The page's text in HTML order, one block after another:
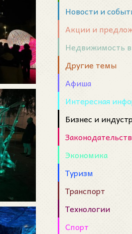
Новости и
Акции и
Недвижимость
Другие темы
Афиша
Интересная
Бизнес и
Экономика
Туризм
Транспорт
Технологии
Спорт